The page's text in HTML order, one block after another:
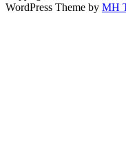
WordPress Theme by MH